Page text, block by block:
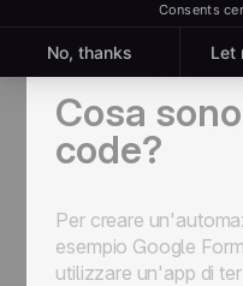
Ulteriori informazioni
Cosa
code?
Per creare
esempio Google
utilizzare un'app di